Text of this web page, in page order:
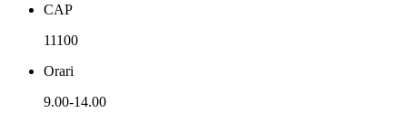
CAP
11100
Orari
9.00-14.00